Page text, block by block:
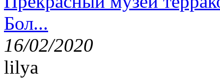
Бол...
16/02/2020
lilya